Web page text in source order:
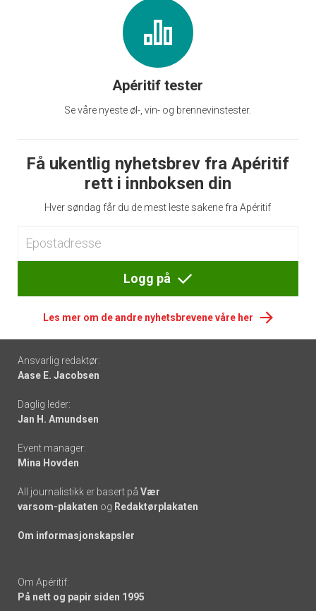
Apéritif tester
Se våre nyeste øl-, vin- og brennevinstester.
Få ukentlig nyhetsbrev fra Apéritif
rett i innboksen din
Hver søndag får du de mest leste sakene fra Apéritif
Logg på
Les mer om de andre nyhetsbrevene våre her
Footer
-
links
Ansvarlig redaktør:
Aase E. Jacobsen
Daglig leder:
Jan H. Amundsen
Event manager:
Mina Hovden
All journalistikk er basert på Vær
varsom-plakaten og Redaktørplakaten
Om informasjonskapsler
Om Apéritif:
På nett og papir siden 1995